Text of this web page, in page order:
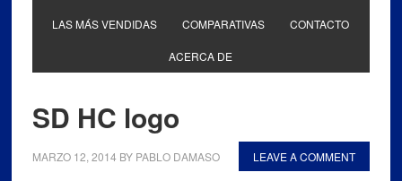
LAS MÁS VENDIDAS COMPARATIVAS CONTACTO
ACERCA DE
SD HC logo
MARZO 12, 2014 BY PABLO DAMASO LEAVE A COMMENT